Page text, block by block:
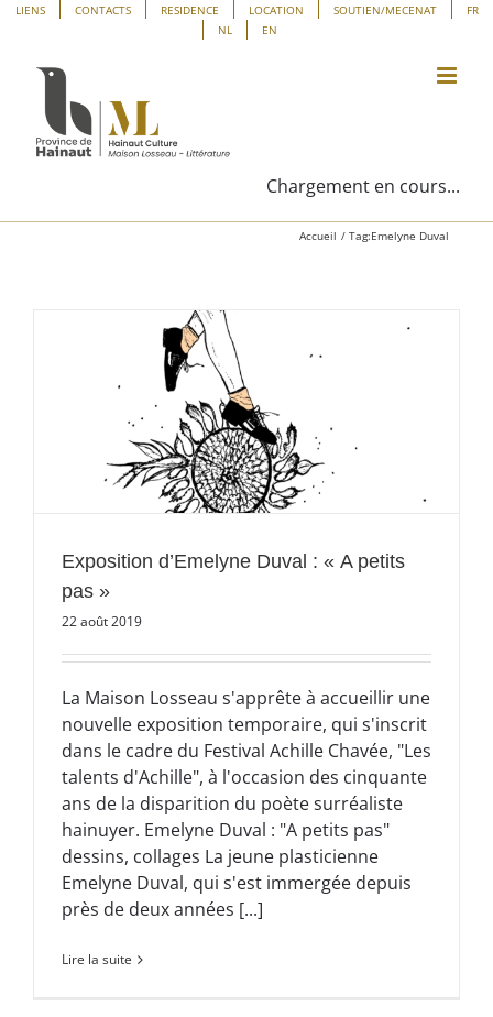
Panneau de gestion des cookies
Passer
contenu
LIENS CONTACTS RESIDENCE LOCATION SOUTIEN/MECENAT
FR
NL
EN
Chargement en cours...
Accueil Tag:Emelyne Duval
Exposition d’Emelyne Duval : « A petits
pas »
22 août 2019
La Maison Losseau s'apprête à accueillir une
nouvelle exposition temporaire, qui s'inscrit
dans le cadre du Festival Achille Chavée, "Les
talents d'Achille", à l'occasion des cinquante
ans de la disparition du poète surréaliste
hainuyer. Emelyne Duval : "A petits pas"
dessins, collages La jeune plasticienne
Emelyne Duval, qui s'est immergée depuis
près de deux années [...]
Lire la suite